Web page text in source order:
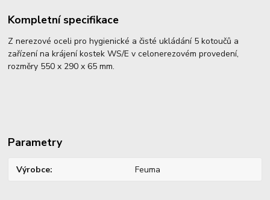
Kompletní specifikace
Z nerezové oceli pro hygienické a čisté ukládání 5 kotoučů a
zařízení na krájení kostek WS/E v celonerezovém provedení,
rozměry 550 x 290 x 65 mm.
Parametry
Výrobce Feuma